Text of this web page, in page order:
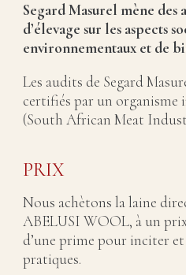
Segard Masurel mène des
d’élevage sur les aspects
environnementaux et de
Les audits de Segard
certifiés par un organisme
(South African Meat
PRIX
Nous achètons la laine
ABELUSI WOOL, à un
d’une prime pour inciter
pratiques.